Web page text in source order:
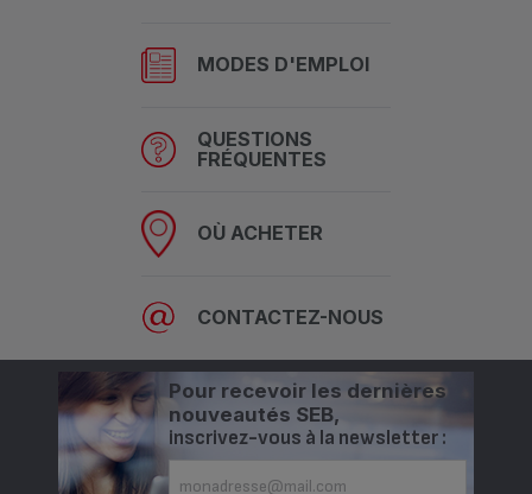
MODES D'EMPLOI
QUESTIONS
FRÉQUENTES
OÙ ACHETER
CONTACTEZ-NOUS
Pour recevoir les dernières
nouveautés SEB,
inscrivez-vous à la newsletter :